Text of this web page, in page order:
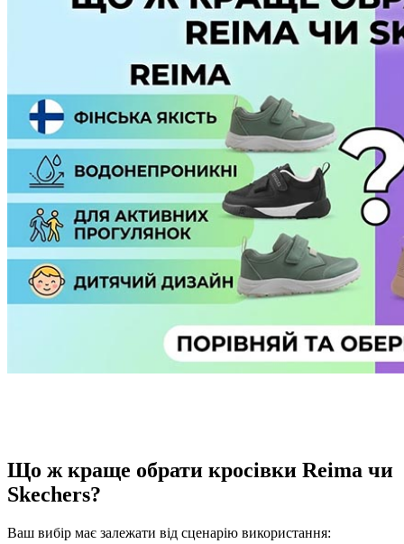
Що ж краще обрати кросівки Reima чи
Skechers?
Ваш вибір має залежати від сценарію використання: